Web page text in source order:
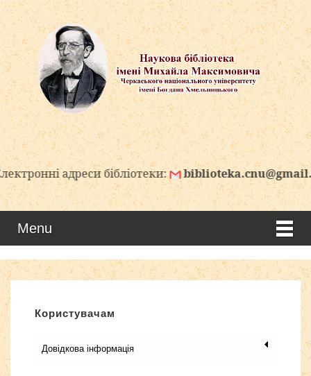
адреси бібліотеки: biblioteka.cnu@gmail.com
Menu
Користувачам
Довідкова інформація